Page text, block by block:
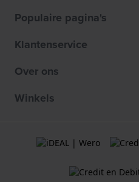
Populaire pagina's
Klantenservice
Over ons
Winkels